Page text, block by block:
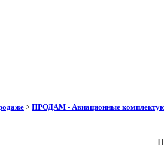
> ПРОДАМ - Авиационные